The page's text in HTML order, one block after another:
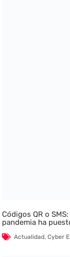
Códigos QR o
pandemia ha
Actualidad,Cyber